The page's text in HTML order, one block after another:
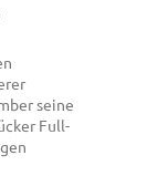
seine
Full-